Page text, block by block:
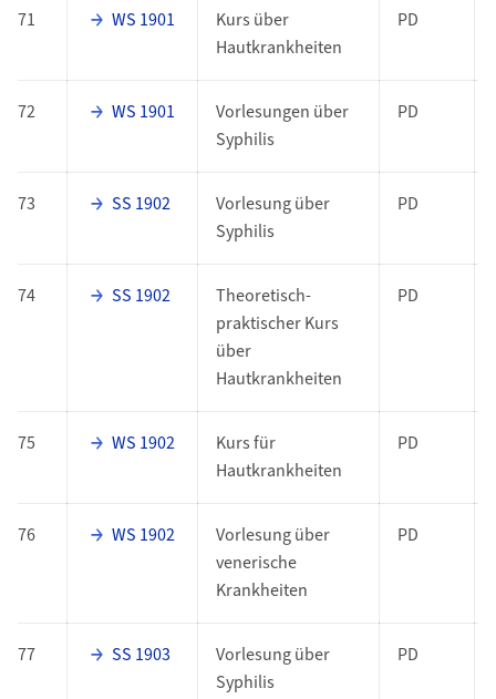
71 WS 1901
Kurs über
Hautkrankheiten
PD
72 WS 1901
Vorlesungen über
Syphilis
PD
73 SS 1902
Vorlesung über
Syphilis
PD
74 SS 1902
Theoretisch-
praktischer Kurs
über
Hautkrankheiten
PD
75 WS 1902
Kurs für
Hautkrankheiten
PD
76 WS 1902
Vorlesung über
venerische
Krankheiten
PD
77 SS 1903
Vorlesung über
Syphilis
PD